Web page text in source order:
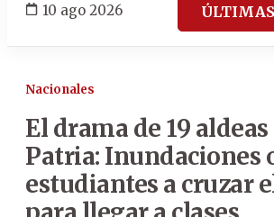
10 ago 2026
Nacionales
El drama de 19
Patria: Inundaciones
estudiantes a cruzar